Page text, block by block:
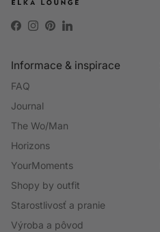
Facebook
Instagram
PinterestLinkedIn
Informace & inspirace
FAQ
Journal
The Wo/Man
Horizons
YourMoments
Shopy by outfit
Starostlivosť a pranie
Výroba a pôvod